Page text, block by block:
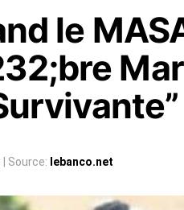
le
| Source: lebanco.net